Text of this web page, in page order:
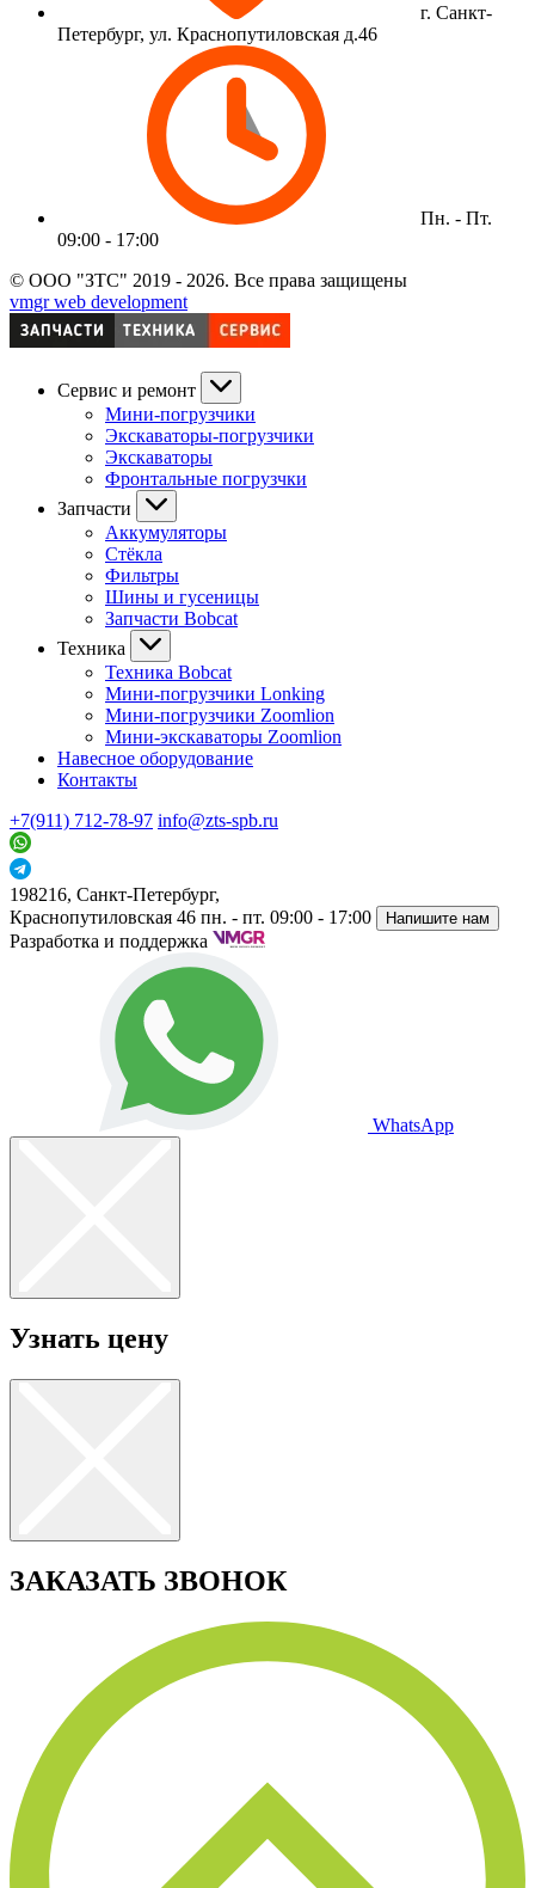
г. Санкт-
Петербург, ул. Краснопутиловская д.46
Пн. - Пт.
09:00 - 17:00
© ООО "ЗТС" 2019 - 2026. Все права защищены
vmgr web development
Сервис и ремонт
Мини-погрузчики
Экскаваторы-погрузчики
Экскаваторы
Фронтальные погрузчки
Запчасти
Аккумуляторы
Стёкла
Фильтры
Шины и гусеницы
Запчасти Bobcat
Техника
Техника Bobcat
Мини-погрузчики Lonking
Мини-погрузчики Zoomlion
Мини-экскаваторы Zoomlion
Навесное оборудование
Контакты
+7(911) 712-78-97 info@zts-spb.ru
198216, Санкт-Петербург,
Краснопутиловская 46 пн. - пт. 09:00 - 17:00 Напишите нам
Разработка и поддержка
WhatsApp
Узнать цену
ЗАКАЗАТЬ ЗВОНОК